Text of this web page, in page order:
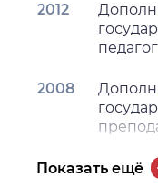
2012
2008
1984
Высшее
Показать ещё